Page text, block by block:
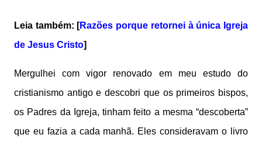
Leia também: [Razões porque retornei à única Igreja
de Jesus Cristo]
Mergulhei com vigor renovado em meu estudo do
cristianismo antigo e descobri que os primeiros bispos,
os Padres da Igreja, tinham feito a mesma “descoberta”
que eu fazia a cada manhã. Eles consideravam o livro